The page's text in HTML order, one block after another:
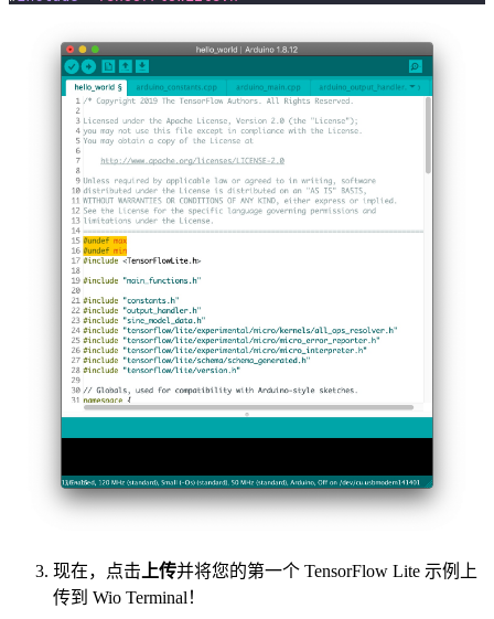
现在，点击 上传并将您的第一个 TensorFlow Lite 示例上
传到 Wio Terminal！